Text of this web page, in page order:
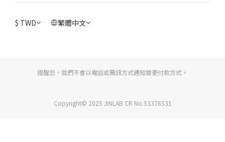
$ TWD 繁體中文
提醒您，我們不會以電話或簡訊方式通知變更付款方式。
Copyright© 2025 JINLAB CR No.53376531